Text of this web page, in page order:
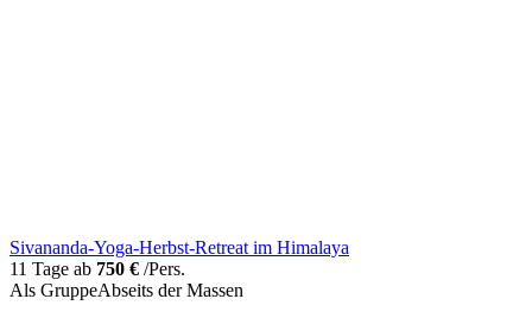
Sivananda-Yoga-Herbst-Retreat im Himalaya
11 Tage ab 750 € /Pers.
Als GruppeAbseits der Massen